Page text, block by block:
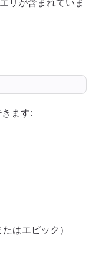
リが含まれていま
ます:
はエピック）